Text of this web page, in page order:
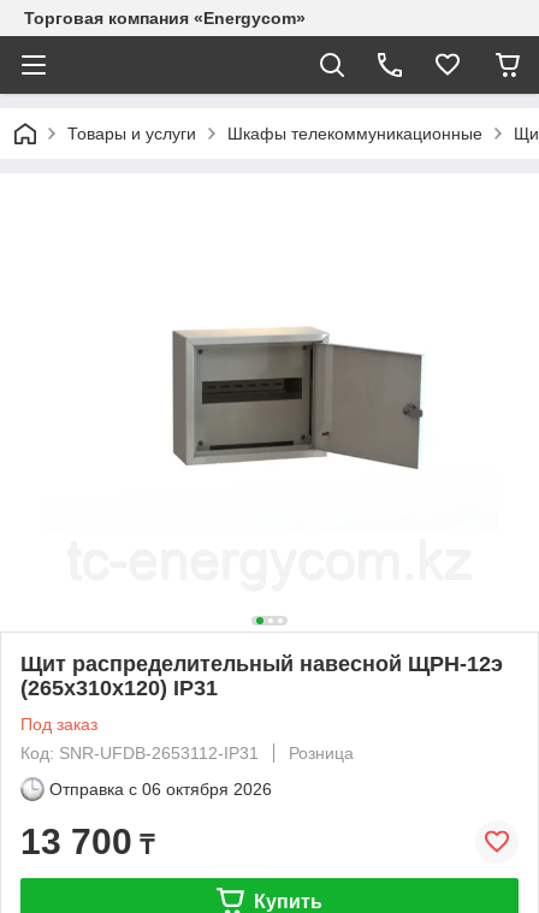
Торговая компания «Energycom»
Товары и услуги Шкафы телекоммуникационные
Щит распределительный навесной ЩРН-12э
(265х310х120) IP31
Под заказ
Код: SNR-UFDB-2653112-IP31
Розница
Отправка с 06 октября 2026
13 700 ₸
Купить